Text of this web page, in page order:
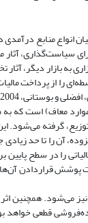
انواع منابع
آثار
به بازار دیگر،
را از پرداخت
و بوستانی، 2004).
معاف) است که
گرفته می‌شود.
آن را تا حد
را در سطح پایین
پوشش قرار‌دادن
همچنین اثر
قطعی خواهد